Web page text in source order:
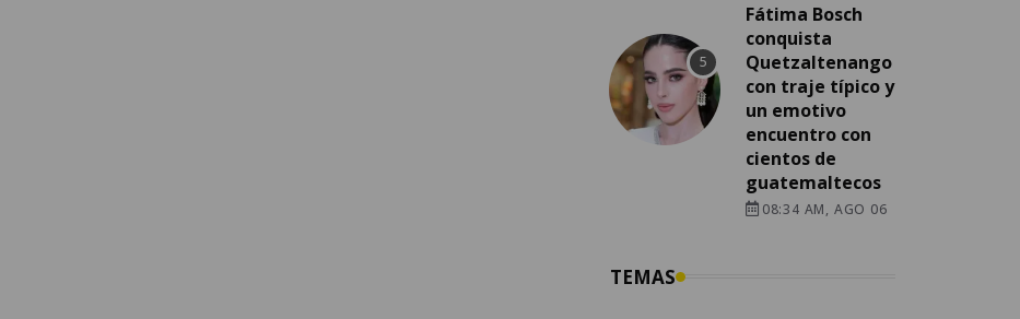
Fátima Bosch
conquista
Quetzaltenango
con traje típico y
un emotivo
encuentro con
cientos de
guatemaltecos
08:34 AM, AGO 06
TEMAS